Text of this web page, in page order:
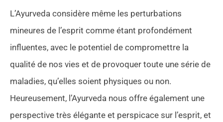
L’Ayurveda considère même les perturbations
mineures de l’esprit comme étant profondément
influentes, avec le potentiel de compromettre la
qualité de nos vies et de provoquer toute une série de
maladies, qu’elles soient physiques ou non.
Heureusement, l’Ayurveda nous offre également une
perspective très élégante et perspicace sur l’esprit, et